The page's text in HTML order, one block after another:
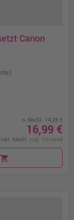
Canon
o. MwSt. 14,28 €
16,99 €
inkl. MwSt. zzgl. Versand
shopping_cart